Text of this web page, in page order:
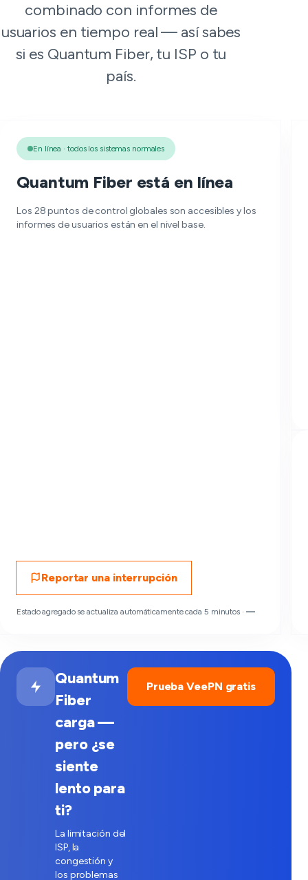
combinado con informes de
usuarios en tiempo real — así sabes
si es Quantum Fiber, tu ISP o tu
país.
En línea · todos los sistemas normales
Quantum Fiber está en línea
Los 28 puntos de control globales son accesibles y los
informes de usuarios están en el nivel base.
Reportar una interrupción
Estado agregado se actualiza automáticamente cada 5 minutos · —
Quantum
Fiber
carga —
pero ¿se
siente
lento para
ti?
La limitación del
ISP, la
congestión y
los problemas
Prueba VeePN gratis